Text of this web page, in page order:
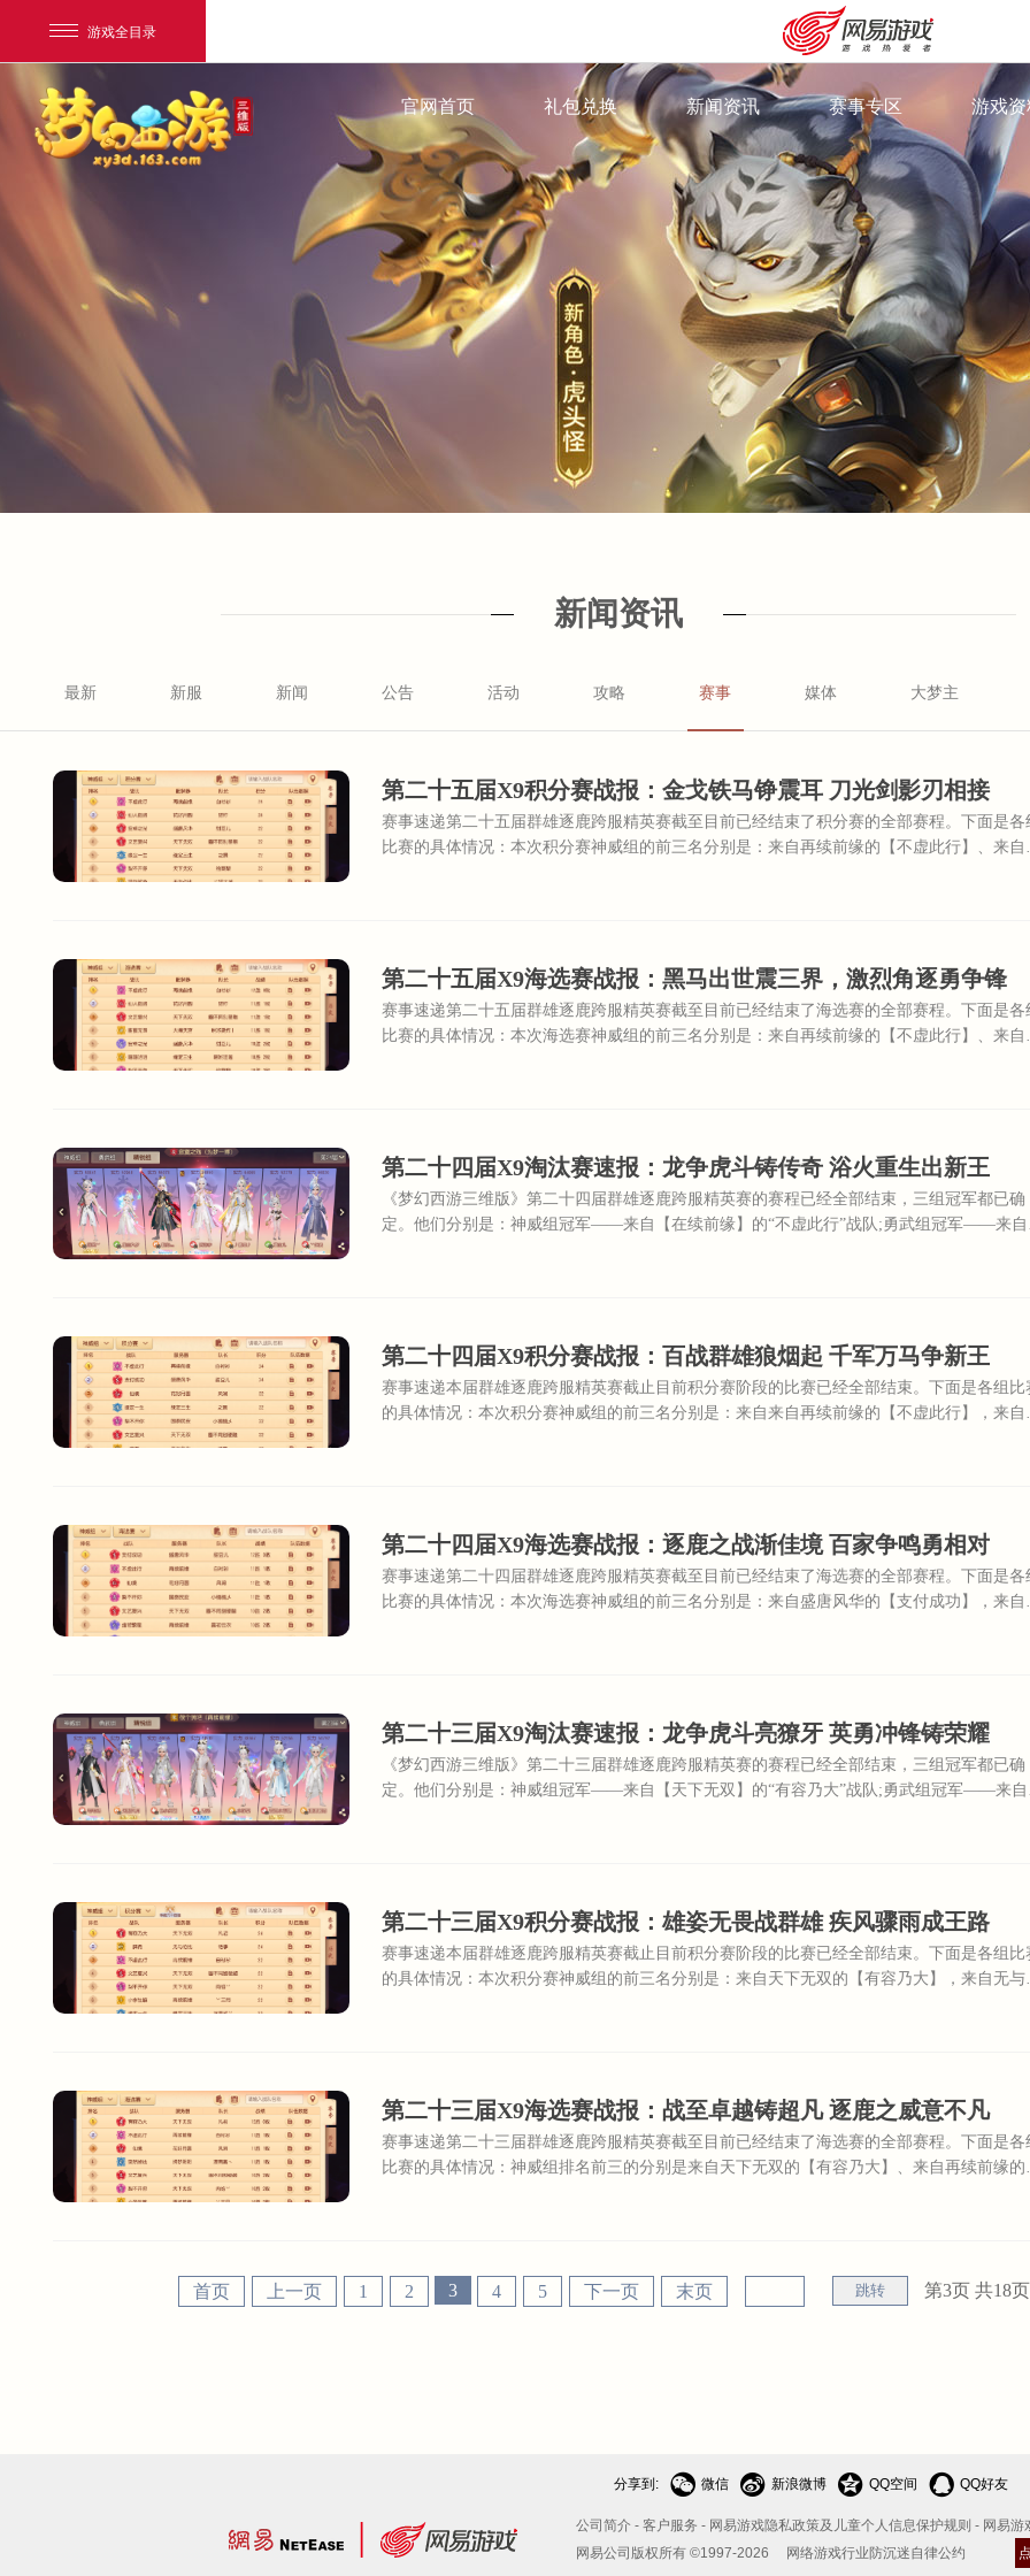
游戏全目录
游戏爱好者
梦幻西游三维版
安卓充值 客服中心
官网首页 礼包兑换 新闻资讯 赛事专区 游戏资
·新闻资讯
· 最新专题
·群雄逐鹿
·武神坛
·全民PK赛
·精英邀请赛
· 游戏特
奇经八
召唤
360°
·角色
· 视频中
萌趣
新闻资讯
最新 新服 新闻 公告 活动 攻略 赛事 媒体 大梦主
第二十五届X9积分赛战报：金戈铁马铮震耳 刀光剑影刃相接
赛事速递第二十五届群雄逐鹿跨服精英赛截至目前已经结束了积分赛的全部赛程。下面是各
比赛的具体情况：本次积分赛神威组的前三名分别是：来自再续前缘的【不虚此行】、来自
第二十五届X9海选赛战报：黑马出世震三界，激烈角逐勇争锋
赛事速递第二十五届群雄逐鹿跨服精英赛截至目前已经结束了海选赛的全部赛程。下面是各
比赛的具体情况：本次海选赛神威组的前三名分别是：来自再续前缘的【不虚此行】、来自
第二十四届X9淘汰赛速报：龙争虎斗铸传奇 浴火重生出新王
《梦幻西游三维版》第二十四届群雄逐鹿跨服精英赛的赛程已经全部结束，三组冠军都已确
定。他们分别是：神威组冠军——来自【在续前缘】的“不虚此行”战队;勇武组冠军——来自
第二十四届X9积分赛战报：百战群雄狼烟起 千军万马争新王
赛事速递本届群雄逐鹿跨服精英赛截止目前积分赛阶段的比赛已经全部结束。下面是各组比
的具体情况：本次积分赛神威组的前三名分别是：来自来自再续前缘的【不虚此行】，来自
第二十四届X9海选赛战报：逐鹿之战渐佳境 百家争鸣勇相对
赛事速递第二十四届群雄逐鹿跨服精英赛截至目前已经结束了海选赛的全部赛程。下面是各
比赛的具体情况：本次海选赛神威组的前三名分别是：来自盛唐风华的【支付成功】，来自
第二十三届X9淘汰赛速报：龙争虎斗亮獠牙 英勇冲锋铸荣耀
《梦幻西游三维版》第二十三届群雄逐鹿跨服精英赛的赛程已经全部结束，三组冠军都已确
定。他们分别是：神威组冠军——来自【天下无双】的“有容乃大”战队;勇武组冠军——来自
第二十三届X9积分赛战报：雄姿无畏战群雄 疾风骤雨成王路
赛事速递本届群雄逐鹿跨服精英赛截止目前积分赛阶段的比赛已经全部结束。下面是各组比
的具体情况：本次积分赛神威组的前三名分别是：来自天下无双的【有容乃大】，来自无与
第二十三届X9海选赛战报：战至卓越铸超凡 逐鹿之威意不凡
赛事速递第二十三届群雄逐鹿跨服精英赛截至目前已经结束了海选赛的全部赛程。下面是各
比赛的具体情况：神威组排名前三的分别是来自天下无双的【有容乃大】、来自再续前缘的
首页 上一页 1 2 3 4 5 下一页 末页 跳转 第3页 共18页
分享到:  微信  新浪微博  QQ空间  QQ好友
公司简介 - 客户服务 - 网易游戏隐私政策及儿童个人信息保护规则 - 网易游
网易公司版权所有 ©1997-2026
网络游戏行业防沉迷自律公约